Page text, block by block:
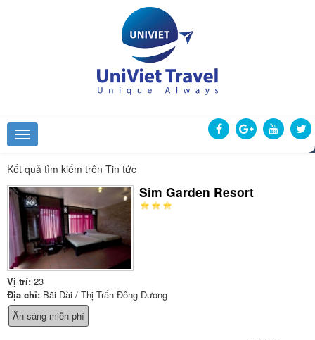
Kết quả tìm kiếm trên Tin tức
Sim Garden Resort
Vị trí: 23
Địa chỉ: Bãi Dài / Thị Trấn Đông Dương
Ăn sáng miễn phí